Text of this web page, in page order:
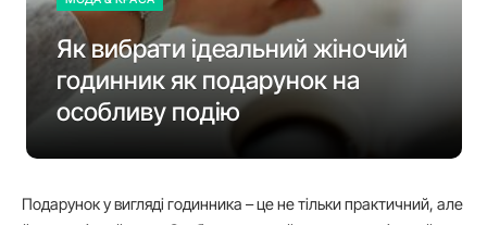
Як вибрати ідеальний жіночий
годинник як подарунок на
особливу подію
Подарунок у вигляді годинника – це не тільки практичний, але